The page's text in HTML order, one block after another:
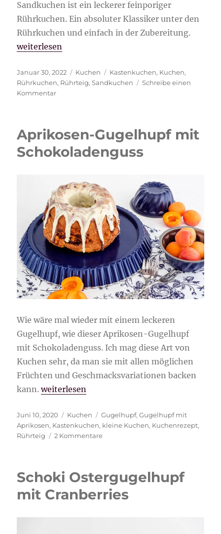
Sandkuchen ist ein leckerer feinporiger
Rührkuchen. Ein absoluter Klassiker unter den
Rührkuchen und einfach in der Zubereitung.
„Sandkuchen“
weiterlesen
Veröffentlicht
am
Januar 30, 2022 Kategorien
Kuchen Schlagwörter
Kastenkuchen, Kuchen,
Rührkuchen, Rührteig,Sandkuchen
Schreibe einen
Kommentarzu
Aprikosen-Gugelhupf mit
Schokoladenguss
Wie wäre mal wieder mit einem leckeren
Gugelhupf, wie dieser Aprikosen-Gugelhupf
mit Schokoladenguss. Ich mag diese Art von
Kuchen sehr, da man sie mit allen möglichen
Früchten und Geschmacksvariationen backen
kann.„Aprikosen-Gugelhupf mit
weiterlesen
Veröffentlicht
am
Juni 10, 2020 Kategorien
Kuchen Schlagwörter
Gugelhupf,Gugelhupf mit
Aprikosen, Kastenkuchen, kleine Kuchen, Kuchenrezept,
Rührteig
2 Kommentarezu
Schokoladenguss
Schoki Ostergugelhupf
mit Cranberries